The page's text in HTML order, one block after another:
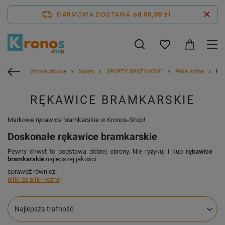
DARMOWA DOSTAWA od 50,00 zł
Strona główna Sporty SPORTY DRUŻYNOWE Piłka nożna
RĘKAWICE BRAMKARSKIE
Markowe rękawice bramkarskie w Kronos-Shop!
Doskonałe rękawice bramkarskie
Pewny chwyt to podstawa dobrej obrony. Nie ryzykuj i kup rękawice
bramkarskie najlepszej jakości.
sprawdź również:
piłki do piłki nożnej
Zmień sortowanie
Najlepsza trafność